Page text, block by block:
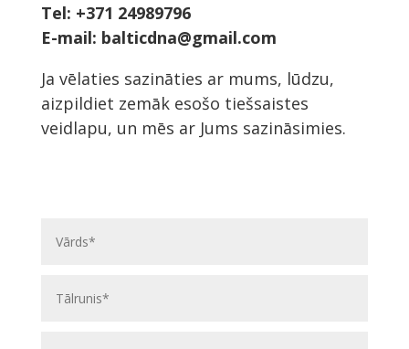
Tel: +371 24989796
E-mail: balticdna@gmail.com
Ja vēlaties sazināties ar mums, lūdzu,
aizpildiet zemāk esošo tiešsaistes
veidlapu, un mēs ar Jums sazināsimies.